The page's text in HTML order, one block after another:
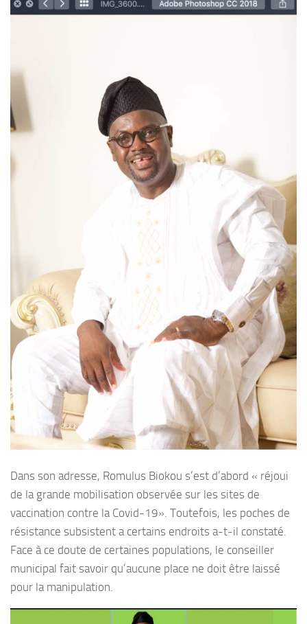
Dans son adresse, Romulus Biokou s’est d’abord « réjoui
de la grande mobilisation observée sur les sites de
vaccination contre la Covid-19». Toutefois, les poches de
résistance subsistent a certains endroits a-t-il constaté.
Face à ce doute de certaines populations, le conseiller
municipal fait savoir qu’aucune place ne doit être laissé
pour la manipulation.